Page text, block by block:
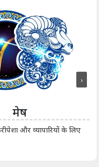
मेष
और व्यापारियों के लिए
›